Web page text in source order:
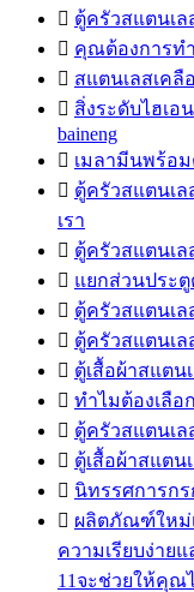
 ตู้ครัวสแตนเล
 คุณต้องการท
 สแตนเลสเคลื
 สิ่งระดับไฮเอ
baineng
 เมลามีนพร้อ
 ตู้ครัวสแตนเ
เรา
 ตู้ครัวสแตนเล
 แยกส่วนประ
 ตู้ครัวสแตนเล
 ตู้ครัวสแตนเ
 ตู้เสื้อผ้าสแตน
 ทำไมต้องเลือ
 ตู้ครัวสแตนเล
 ตู้เสื้อผ้าสแตน
 นิทรรศการก
 ผลิตภัณฑ์ใหม่
ความเรียบง่าย
11จะช่วยให้คุ